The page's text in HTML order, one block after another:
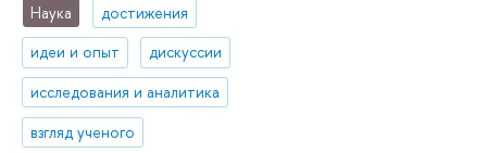
Наука
достижения
идеи и опыт
дискуссии
исследования и аналитика
взгляд ученого